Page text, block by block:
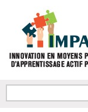
FORMULAIRE DE